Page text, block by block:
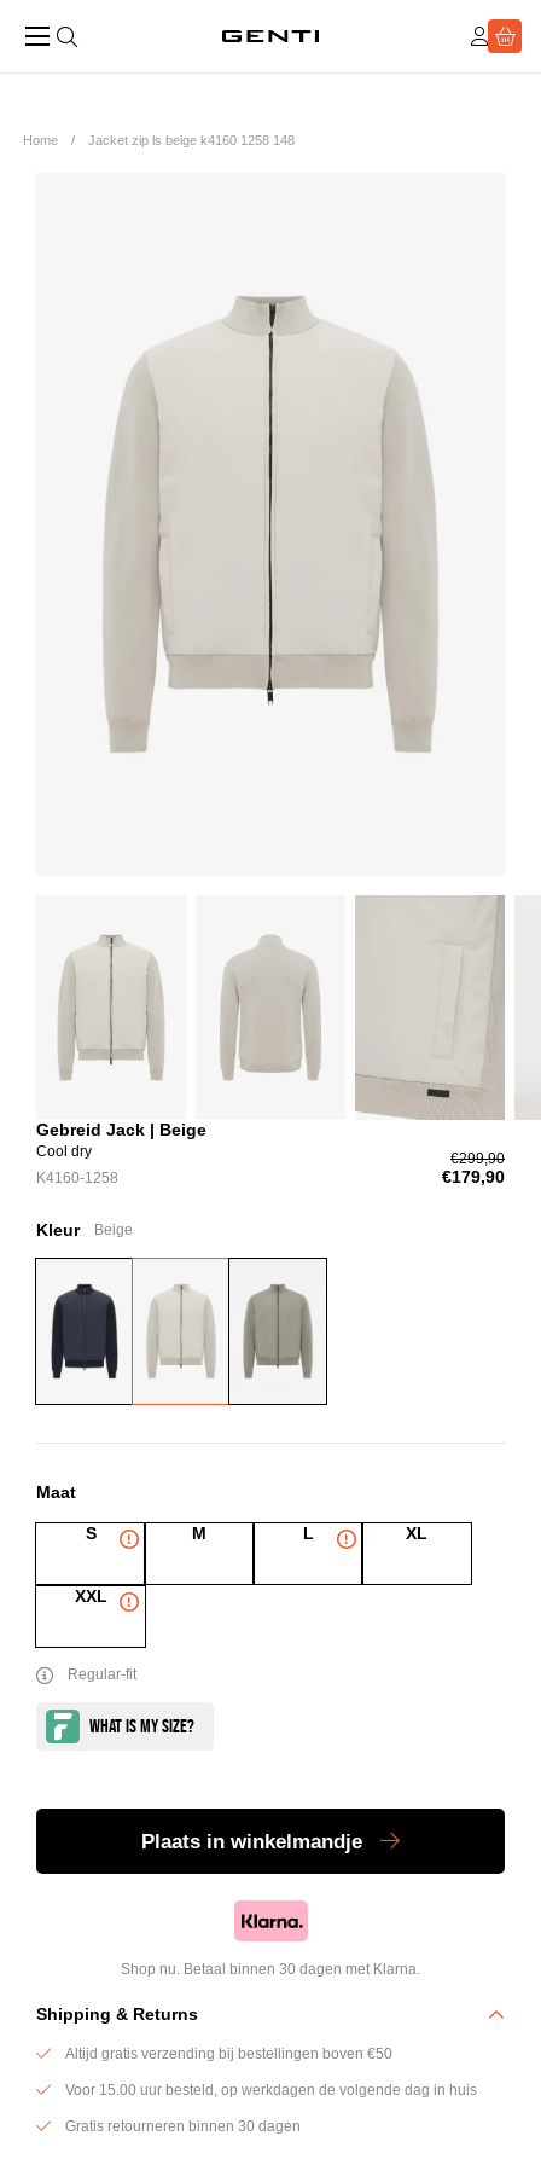
Home Jacket zip ls beige k4160 1258 148
Gebreid Jack | Beige
Cool dry
K4160-1258
€299,90
€179,90
Kleur Beige
Maat
S M L XL
XXL
Regular-fit
Plaats in winkelmandje
Shop nu. Betaal binnen 30 dagen met Klarna.
Shipping & Returns
Altijd gratis verzending bij bestellingen boven €50
Voor 15.00 uur besteld, op werkdagen de volgende dag in huis
Gratis retourneren binnen 30 dagen